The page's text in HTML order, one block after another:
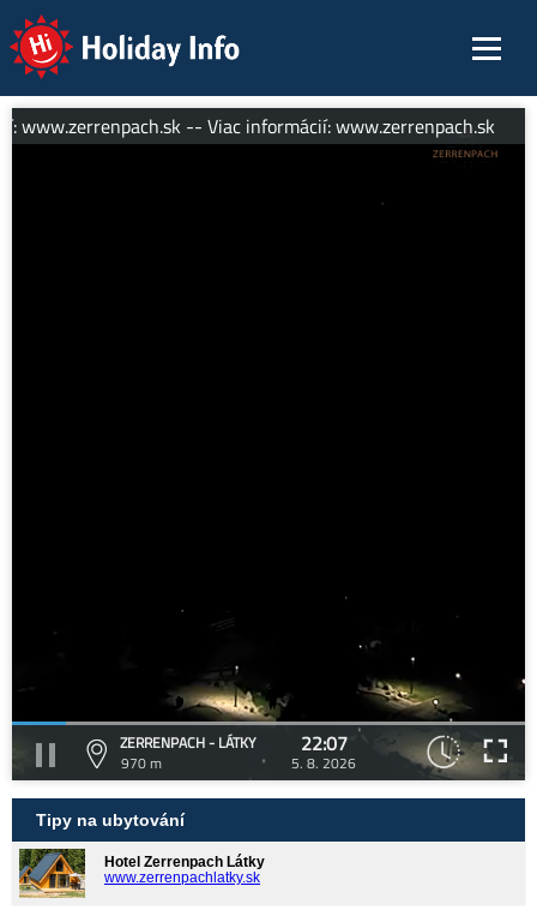
Holiday Info
www.zerrenpach.sk -- Viac informácií: www.zerrenpach.sk
ZERRENPACH - LÁTKY
970 m
22:07
5. 8. 2026
Tipy na ubytování
Hotel Zerrenpach Látky
www.zerrenpachlatky.sk